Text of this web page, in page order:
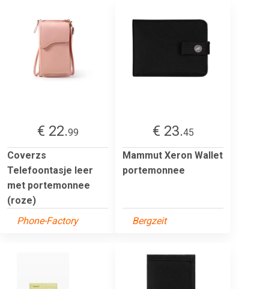
€ 22.99
Coverzs
Telefoontasje leer
met portemonnee
(roze)
Phone-Factory
€ 23.45
Mammut Xeron Wallet
portemonnee
Bergzeit